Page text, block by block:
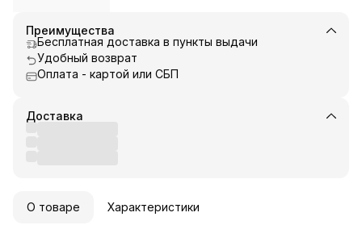
Преимущества
Бесплатная доставка в пункты выдачи
Удобный возврат
Оплата - картой или СБП
Доставка
О товаре Характеристики